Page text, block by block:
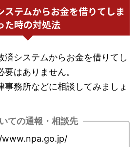
ステムからお金を借りてしま
た時の対処法
済システムからお金を借りてし
はありません。
事務所などに相談してみましょ
ての通報・相談先